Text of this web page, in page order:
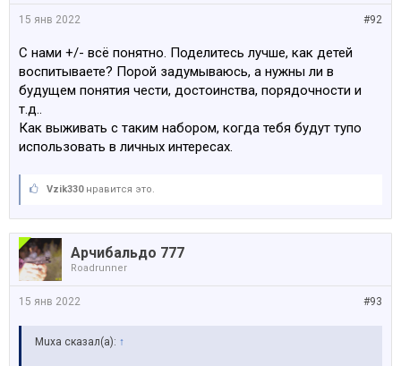
#92
15 янв 2022
С нами +/- всё понятно. Поделитесь лучше, как детей
воспитываете? Порой задумываюсь, а нужны ли в
будущем понятия чести, достоинства, порядочности и
т.д..
Как выживать с таким набором, когда тебя будут тупо
использовать в личных интересах.
Vzik330нравится это.
Арчибальдо 777
Roadrunner
#93
15 янв 2022
Muxa сказал(а): ↑